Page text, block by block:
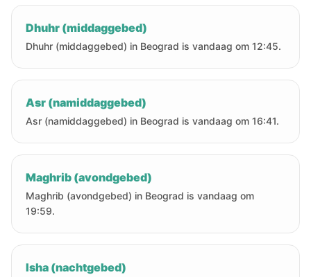
Dhuhr (middaggebed)
Dhuhr (middaggebed) in Beograd is vandaag om 12:45.
Asr (namiddaggebed)
Asr (namiddaggebed) in Beograd is vandaag om 16:41.
Maghrib (avondgebed)
Maghrib (avondgebed) in Beograd is vandaag om
19:59.
Isha (nachtgebed)